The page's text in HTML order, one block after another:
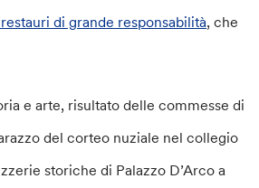
di grande responsabilità, che
e arte, risultato delle commesse di
del corteo nuziale nel collegio
storiche di Palazzo D’Arco a